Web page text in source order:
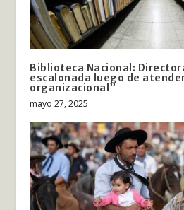
Biblioteca Nacional:
escalonada luego de
organizacional”
mayo 27, 2025